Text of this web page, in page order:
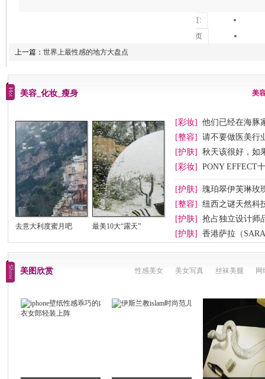
共2页:
上一页
上一篇： 世界上最性感的地方大盘点
美容_化妆_瘦身 美
去意大利度蜜月吧 最美10大“露天”
[彩妆]
他们已经在海豚
[整容]
请不要做医美行
[护肤]
秋天该很好，如
[彩妆]
PONY EFFECT
节妆
[护肤]
瑰珀翠伊芙琳玫
[整容]
纽西之谜天然科
[护肤]
抢占独立设计师
[护肤]
香港萨拉（
美图欣赏 性感美女 美女写真 丝袜美腿 网